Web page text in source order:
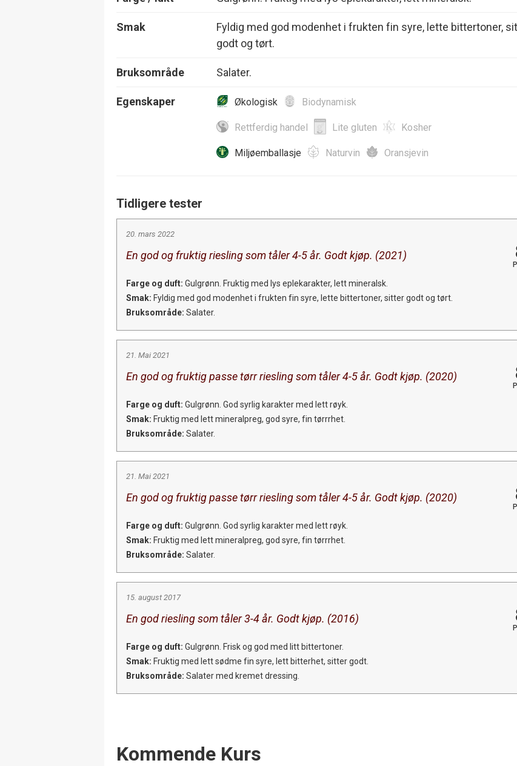
Smak
Fyldig med god modenhet i frukten fin syre, lette bittertoner,
godt og tørt.
Bruksområde Salater.
Egenskaper Økologisk Biodynamisk
Rettferdig handel Lite gluten Kosher
Miljøemballasje Naturvin Oransjevin
Tidligere tester
20. mars 2022
En god og fruktig riesling som tåler 4-5 år. Godt kjøp. (2021)
Farge og duft: Gulgrønn. Fruktig med lys eplekarakter, lett mineralsk.
Smak: Fyldig med god modenhet i frukten fin syre, lette bittertoner, sitter godt og tørt.
Bruksområde: Salater.
21. Mai 2021
En god og fruktig passe tørr riesling som tåler 4-5 år. Godt kjøp. (2020)
Farge og duft: Gulgrønn. God syrlig karakter med lett røyk.
Smak: Fruktig med lett mineralpreg, god syre, fin tørrrhet.
Bruksområde: Salater.
21. Mai 2021
En god og fruktig passe tørr riesling som tåler 4-5 år. Godt kjøp. (2020)
Farge og duft: Gulgrønn. God syrlig karakter med lett røyk.
Smak: Fruktig med lett mineralpreg, god syre, fin tørrrhet.
Bruksområde: Salater.
15. august 2017
En god riesling som tåler 3-4 år. Godt kjøp. (2016)
Farge og duft: Gulgrønn. Frisk og god med litt bittertoner.
Smak: Fruktig med lett sødme fin syre, lett bitterhet, sitter godt.
Bruksområde: Salater med kremet dressing.
Events
Kommende Kurs